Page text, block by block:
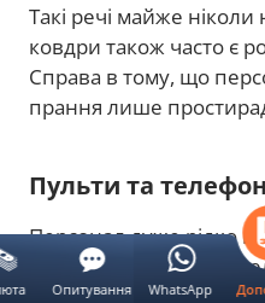
Такі речі майже ніколи
ковдри також часто є
Справа в тому, що
прання лише
Пульти та
Персонал дуже рідко
не дезінфікує трубки
телевізорів. На цих
Опитування WhatsApp